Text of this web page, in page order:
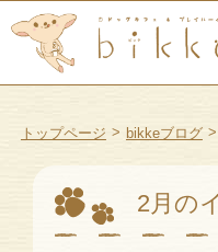
トップページ > bikkeブログ >
2月の